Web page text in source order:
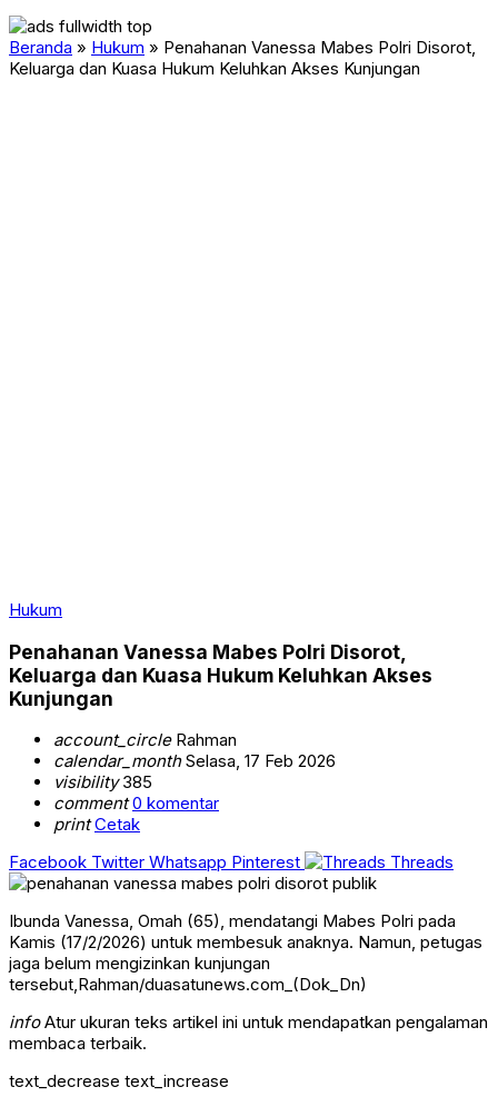
Beranda » Hukum » Penahanan Vanessa Mabes Polri Disorot,
Keluarga dan Kuasa Hukum Keluhkan Akses Kunjungan
Hukum
Penahanan Vanessa Mabes Polri Disorot,
Keluarga dan Kuasa Hukum Keluhkan Akses
Kunjungan
account_circleRahman
calendar_monthSelasa, 17 Feb 2026
visibility385
comment 0 komentar
print Cetak
Facebook Twitter Whatsapp Pinterest Threads
Ibunda Vanessa, Omah (65), mendatangi Mabes Polri pada
Kamis (17/2/2026) untuk membesuk anaknya. Namun, petugas
jaga belum mengizinkan kunjungan
tersebut,Rahman/duasatunews.com_(Dok_Dn)
infoAtur ukuran teks artikel ini untuk mendapatkan pengalaman
membaca terbaik.
text_decrease text_increase